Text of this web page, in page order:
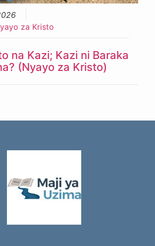
za Kristo
na Kazi; Kazi ni Baraka
(Nyayo za Kristo)